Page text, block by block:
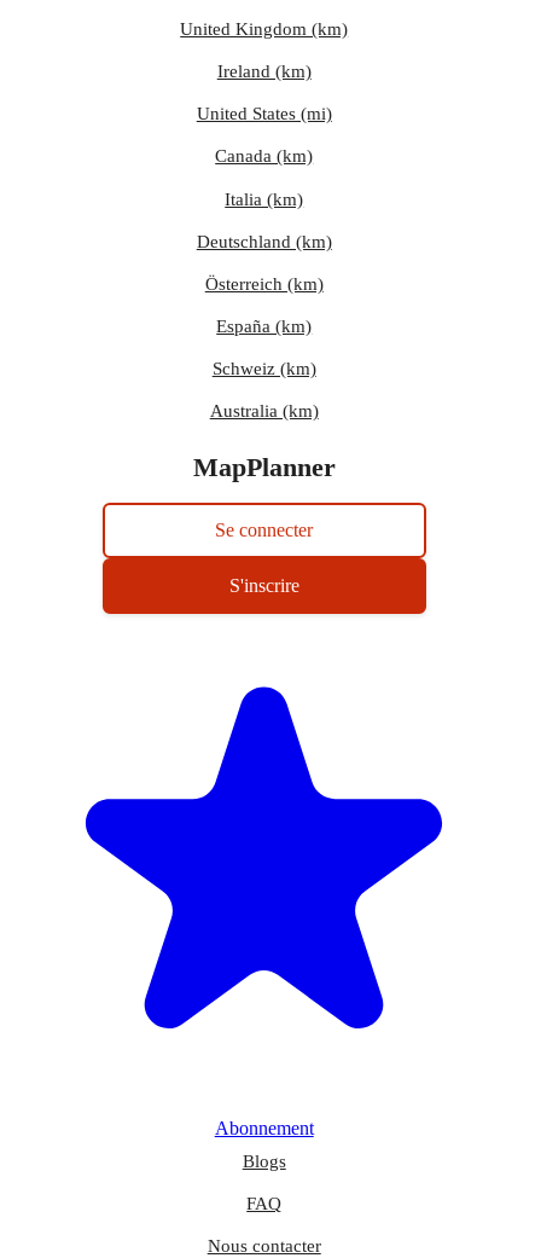
United Kingdom (km)
Ireland (km)
United States (mi)
Canada (km)
Italia (km)
Deutschland (km)
Österreich (km)
España (km)
Schweiz (km)
Australia (km)
MapPlanner
Se connecter
S'inscrire
Abonnement
Blogs
FAQ
Nous contacter